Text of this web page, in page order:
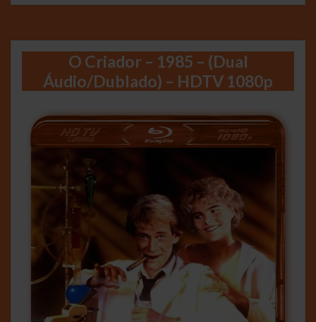
O Criador – 1985 – (Dual
Áudio/Dublado) – HDTV 1080p